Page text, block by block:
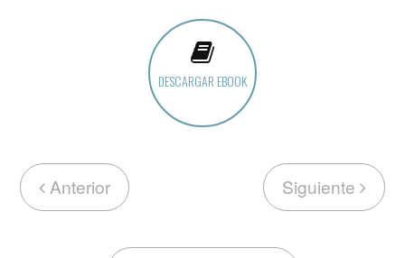
DESCARGAR EBOOK
Anterior Siguiente